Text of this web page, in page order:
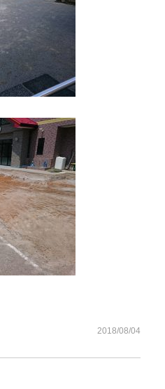
2018/08/04